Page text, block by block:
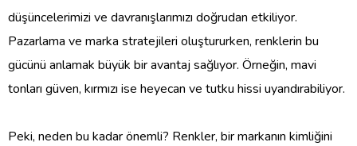
düşüncelerimizi ve davranışlarımızı doğrudan etkiliyor.
Pazarlama ve marka stratejileri oluştururken, renklerin bu
gücünü anlamak büyük bir avantaj sağlıyor. Örneğin, mavi
tonları güven, kırmızı ise heyecan ve tutku hissi uyandırabiliyor.
Peki, neden bu kadar önemli? Renkler, bir markanın kimliğini